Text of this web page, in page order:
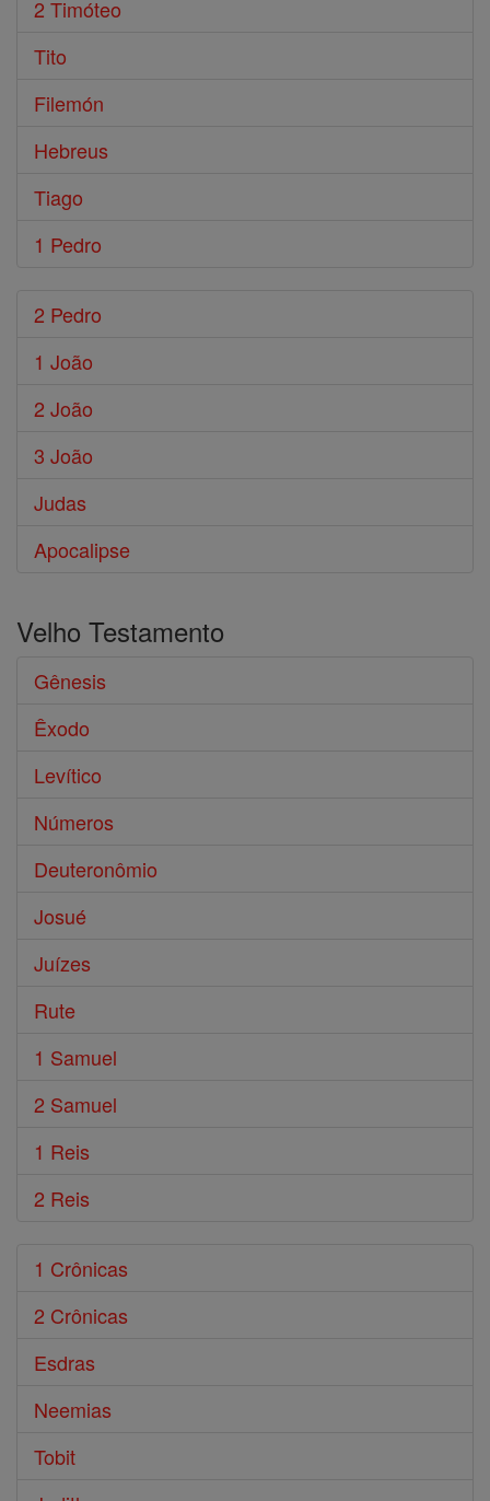
2 Timóteo
Tito
Filemón
Hebreus
Tiago
1 Pedro
2 Pedro
1 João
2 João
3 João
Judas
Apocalipse
Velho Testamento
Gênesis
Êxodo
Levítico
Números
Deuteronômio
Josué
Juízes
Rute
1 Samuel
2 Samuel
1 Reis
2 Reis
1 Crônicas
2 Crônicas
Esdras
Neemias
Tobit